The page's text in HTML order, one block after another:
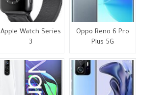
Apple Watch Series
3
Oppo Reno 6 Pro
Plus 5G